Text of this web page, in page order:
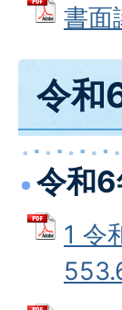
書面
令和
令和
1 令